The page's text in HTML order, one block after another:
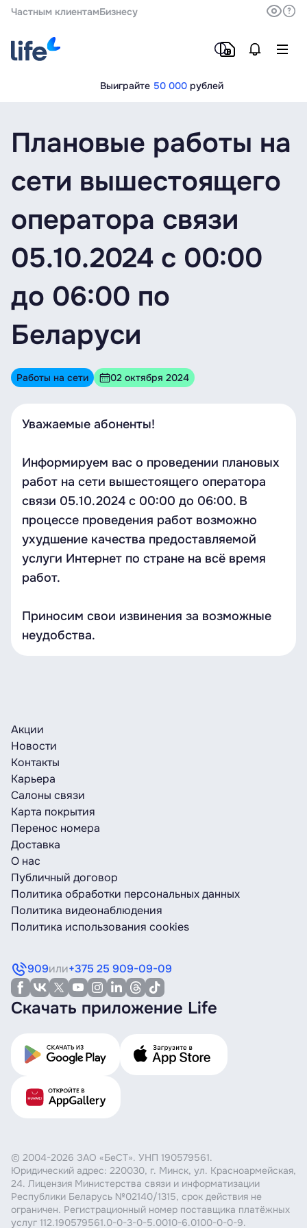
Частным клиентамБизнесу
Выиграйте 50 000 рублей
Плановые работы на
сети вышестоящего
оператора связи
05.10.2024 c 00:00
до 06:00 по
Беларуси
Работы на сети 02 октября 2024
Уважаемые абоненты!
Информируем вас о проведении плановых
работ на сети вышестоящего оператора
связи 05.10.2024 c 00:00 до 06:00. В
процессе проведения работ возможно
ухудшение качества предоставляемой
услуги Интернет по стране на всё время
работ.
Приносим свои извинения за возможные
неудобства.
Акции
Новости
Контакты
Карьера
Салоны связи
Карта покрытия
Перенос номера
Доставка
О нас
Публичный договор
Политика обработки персональных данных
Политика видеонаблюдения
Политика использования cookies
909или+375 25 909-09-09
Скачать приложение Life
© 2004-2026 ЗАО «БеСТ». УНП 190579561.
Юридический адрес: 220030, г. Минск, ул. Красноармейская,
24. Лицензия Министерства связи и информатизации
Республики Беларусь №02140/1315, срок действия не
ограничен. Регистрационный номер поставщика платёжных
услуг 112.190579561.0-0-3-0-5.0010-6.0100-0-0-9.